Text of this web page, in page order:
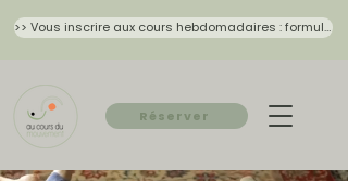
>> Vous inscrire aux cours hebdomadaires : formulaire 2026/27
Réserver